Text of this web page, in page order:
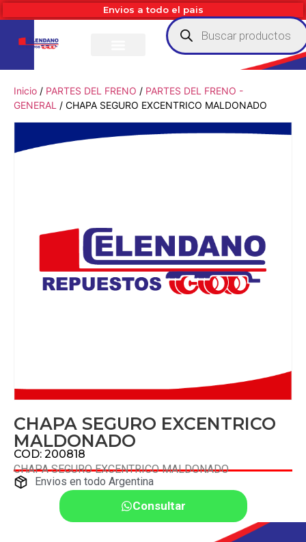
Envios a todo el pais
Inicio / PARTES DEL FRENO / PARTES DEL FRENO -
GENERAL / CHAPA SEGURO EXCENTRICO MALDONADO
CHAPA SEGURO EXCENTRICO
MALDONADO
COD: 200818
CHAPA SEGURO EXCENTRICO MALDONADO
Envios en todo Argentina
Consultar